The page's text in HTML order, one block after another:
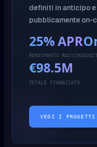
definiti in anticipo
pubblicamente on-
25% APR
RENDIMENTO MASSIMO
€98.5M
TOTALE FINANZIATO
VEDI I